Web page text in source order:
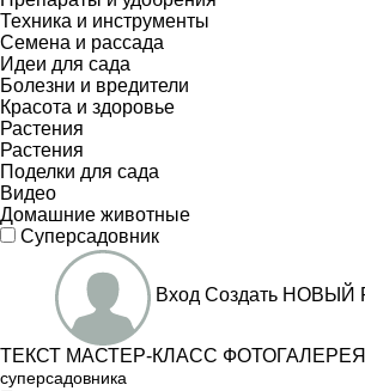
Техника и инструменты
Семена и рассада
Идеи для сада
Болезни и вредители
Красота и здоровье
Растения
Растения
Поделки для сада
Видео
Домашние животные
Суперсадовник
Вход Создать НОВЫЙ
ТЕКСТ МАСТЕР-КЛАСС ФОТОГАЛЕРЕЯ
суперсадовника